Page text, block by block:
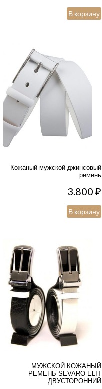
В корзину
Кожаный мужской джинсовый
ремень
3.800₽
В корзину
МУЖСКОЙ КОЖАНЫЙ
РЕМЕНЬ SEVARO ELIT
ДВУСТОРОННИЙ